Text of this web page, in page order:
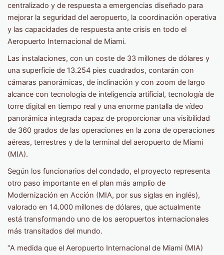
centralizado y de respuesta a emergencias diseñado para
mejorar la seguridad del aeropuerto, la coordinación operativa
y las capacidades de respuesta ante crisis en todo el
Aeropuerto Internacional de Miami.
Las instalaciones, con un coste de 33 millones de dólares y
una superficie de 13.254 pies cuadrados, contarán con
cámaras panorámicas, de inclinación y con zoom de largo
alcance con tecnología de inteligencia artificial, tecnología de
torre digital en tiempo real y una enorme pantalla de vídeo
panorámica integrada capaz de proporcionar una visibilidad
de 360 grados de las operaciones en la zona de operaciones
aéreas, terrestres y de la terminal del aeropuerto de Miami
(MIA).
Según los funcionarios del condado, el proyecto representa
otro paso importante en el plan más amplio de
Modernización en Acción (MIA, por sus siglas en inglés),
valorado en 14.000 millones de dólares, que actualmente
está transformando uno de los aeropuertos internacionales
más transitados del mundo.
“A medida que el Aeropuerto Internacional de Miami (MIA)